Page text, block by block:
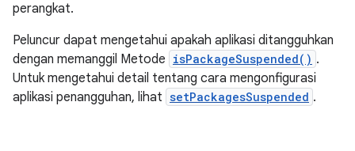
perangkat.
Peluncur dapat mengetahui apakah aplikasi ditangguhkan
dengan memanggil Metode isPackageSuspended() .
Untuk mengetahui detail tentang cara mengonfigurasi
aplikasi penangguhan, lihat setPackagesSuspended .